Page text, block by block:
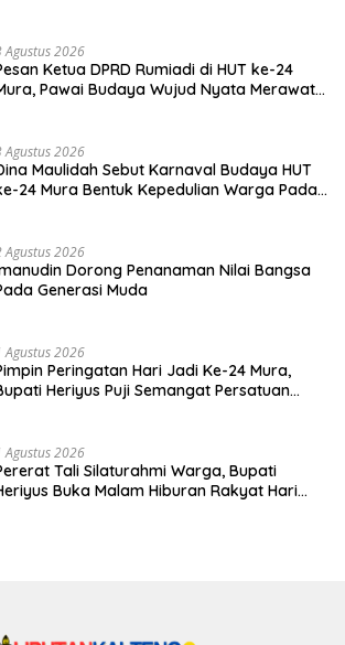
Agustus 2026
Ketua DPRD Rumiadi di HUT ke-24
Pawai Budaya Wujud Nyata Merawat
Agustus 2026
Maulidah Sebut Karnaval Budaya HUT
24 Mura Bentuk Kepedulian Warga Pada
Agustus 2026
Dorong Penanaman Nilai Bangsa
Generasi Muda
Agustus 2026
Peringatan Hari Jadi Ke-24 Mura,
Heriyus Puji Semangat Persatuan
Agustus 2026
Tali Silaturahmi Warga, Bupati
Buka Malam Hiburan Rakyat Hari